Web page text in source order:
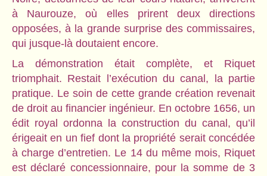
à Naurouze, où elles prirent deux directions
opposées, à la grande surprise des commissaires,
qui jusque-là doutaient encore.
La démonstration était complète, et Riquet
triomphait. Restait l’exécution du canal, la partie
pratique. Le soin de cette grande création revenait
de droit au financier ingénieur. En octobre 1656, un
édit royal ordonna la construction du canal, qu’il
érigeait en un fief dont la propriété serait concédée
à charge d’entretien. Le 14 du même mois, Riquet
est déclaré concessionnaire, pour la somme de 3